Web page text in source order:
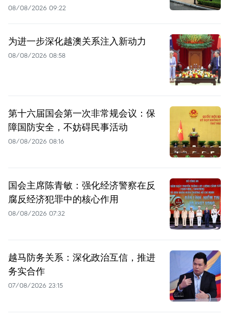
08/08/2026 09:22
为进一步深化越澳关系注入新动力
08/08/2026 08:58
第十六届国会第一次非常规会议：保
障国防安全，不妨碍民事活动
08/08/2026 08:16
国会主席陈青敏：强化经济警察在反
腐反经济犯罪中的核心作用
08/08/2026 07:32
越马防务关系：深化政治互信，推进
务实合作
07/08/2026 23:15